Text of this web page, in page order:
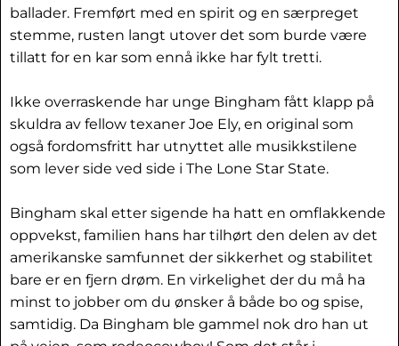
ballader. Fremført med en spirit og en særpreget
stemme, rusten langt utover det som burde være
tillatt for en kar som ennå ikke har fylt tretti.
Ikke overraskende har unge Bingham fått klapp på
skuldra av fellow texaner Joe Ely, en original som
også fordomsfritt har utnyttet alle musikkstilene
som lever side ved side i The Lone Star State.
Bingham skal etter sigende ha hatt en omflakkende
oppvekst, familien hans har tilhørt den delen av det
amerikanske samfunnet der sikkerhet og stabilitet
bare er en fjern drøm. En virkelighet der du må ha
minst to jobber om du ønsker å både bo og spise,
samtidig. Da Bingham ble gammel nok dro han ut